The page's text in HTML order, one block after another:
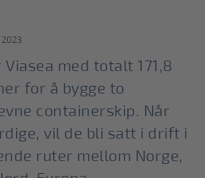
med totalt 171,8
for å bygge to
containerskip. Når
vil de bli satt i drift i
ruter mellom Norge,